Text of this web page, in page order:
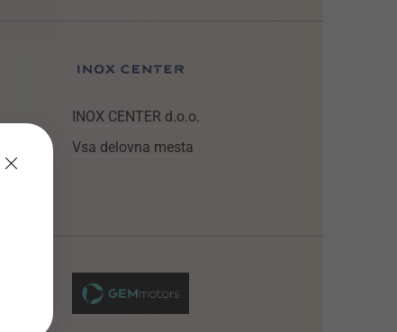
INOX CENTER d.o.o.
Vsa delovna mesta